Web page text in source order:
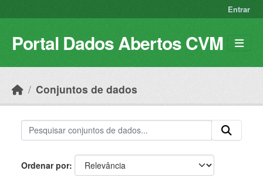
Entrar
Portal Dados Abertos CVM
Conjuntos de dados
Ordenar por